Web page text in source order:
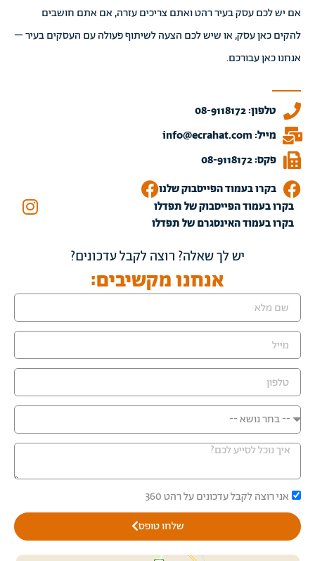
אם יש לכם עסק בעיר רהט ואתם צריכים עזרה, אם אתם חושבים
להקים כאן עסק, או שיש לכם הצעה לשיתוף פעולה עם העסקים בעיר –
אנחנו כאן עבורכם.
טלפון: 08-9118172
מייל: info@ecrahat.com
פקס: 08-9118172
בקרו בעמוד הפייסבוק שלנו
בקרו בעמוד הפייסבוק של תפדלו
בקרו בעמוד האינסגרם של תפדלו
יש לך שאלה? רוצה לקבל עדכונים?
אנחנו מקשיבים:
אני רוצה לקבל עדכונים על רהט 360
שלחו טופס